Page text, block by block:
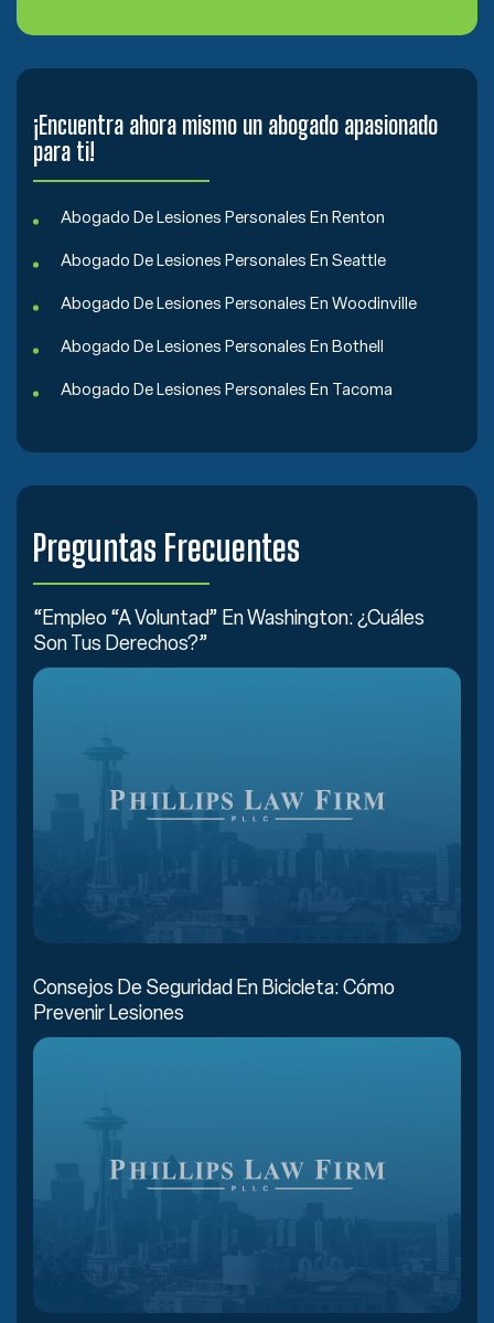
¡Encuentra ahora mismo un abogado apasionado
para ti!
Abogado De Lesiones Personales En Renton
Abogado De Lesiones Personales En Seattle
Abogado De Lesiones Personales En Woodinville
Abogado De Lesiones Personales En Bothell
Abogado De Lesiones Personales En Tacoma
Preguntas Frecuentes
“Empleo “a Voluntad” En Washington: ¿Cuáles
Son Tus Derechos?”
Consejos De Seguridad En Bicicleta: Cómo
Prevenir Lesiones